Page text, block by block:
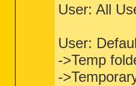
User: All
User:
->Temp
-